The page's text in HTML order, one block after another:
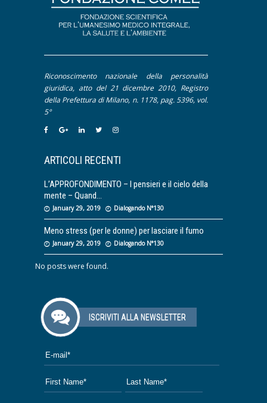
Riconoscimento nazionale della personalità
giuridica, atto del 21 dicembre 2010, Registro
della Prefettura di Milano, n. 1178, pag. 5396, vol.
5°
ARTICOLI RECENTI
L’APPROFONDIMENTO – I pensieri e il cielo della
mente – Quand
January 29, 2019 Dialogando N°130
Meno stress (per le donne) per lasciare il fumo
January 29, 2019 Dialogando N°130
No posts were found.
ISCRIVITI ALLA NEWSLETTER